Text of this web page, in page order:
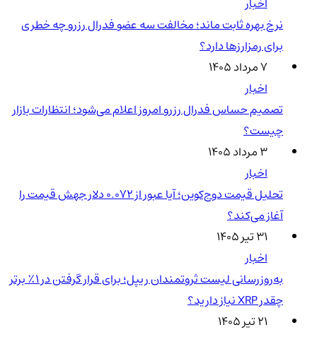
نرخ بهره ثابت ماند؛ مخالفت سه عضو فدرال رزرو چه خطری
برای رمزارزها دارد؟
۷ مرداد ۱۴۰۵
اخبار
تصمیم حساس فدرال رزرو امروز اعلام می‌شود؛ انتظارات بازار
چیست؟
۳ مرداد ۱۴۰۵
اخبار
تحلیل قیمت دوج‌کوین؛ آیا عبور از ۰.۰۷۲ دلار جهش قیمت را
آغاز می‌کند؟
۳۱ تیر ۱۴۰۵
اخبار
به‌روزرسانی لیست ثروتمندان ریپل؛ برای قرار گرفتن در ۱٪ برتر
چقدر XRP نیاز دارید؟
۲۱ تیر ۱۴۰۵